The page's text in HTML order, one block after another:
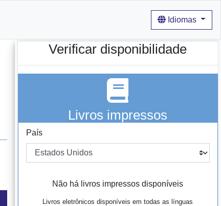
Idiomas
Verificar disponibilidade
Livros impressos
País
Não há livros impressos disponíveis
Livros eletrônicos disponíveis em todas as línguas